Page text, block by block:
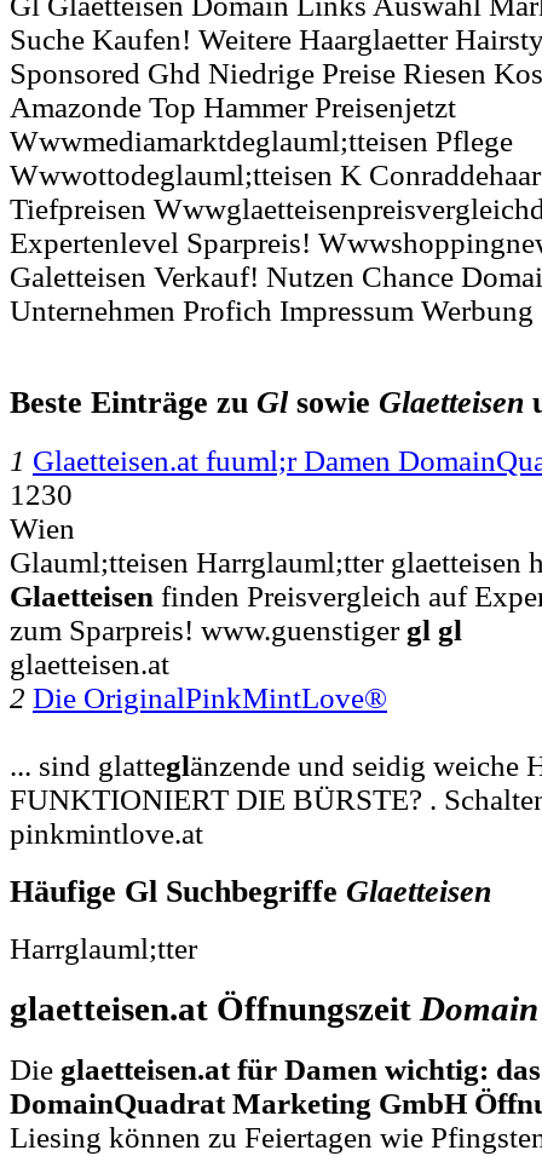
Suche Kaufen! Weitere Haarglaetter
Sponsored Ghd Niedrige Preise Riesen
Amazonde Top Hammer Preisenjetzt
Wwwmediamarktdeglauml;tteisen Pflege
Wwwottodeglauml;tteisen K
Tiefpreisen
Expertenlevel Sparpreis!
Galetteisen Verkauf! Nutzen Chance
Unternehmen Profich Impressum
Beste Einträge zu Glsowie Glaetteisen
1 Glaetteisen.at fuuml;r Damen
1230
Wien
Glauml;tteisen Harrglauml;tter glaetteisen
Glaetteisen finden Preisvergleich auf
zum Sparpreis! www.guenstiger gl gl
glaetteisen.at
2 Die OriginalPinkMintLove®
... sind glatteglänzende und seidig weiche
FUNKTIONIERT DIE BÜRSTE? .
pinkmintlove.at
Häufige Gl Suchbegriffe Glaetteisen
Harrglauml;tter
glaetteisen.at ÖffnungszeitDomain
Die glaetteisen.at für Damen wichtig:
DomainQuadrat Marketing GmbH
Liesing können zu Feiertagen wie